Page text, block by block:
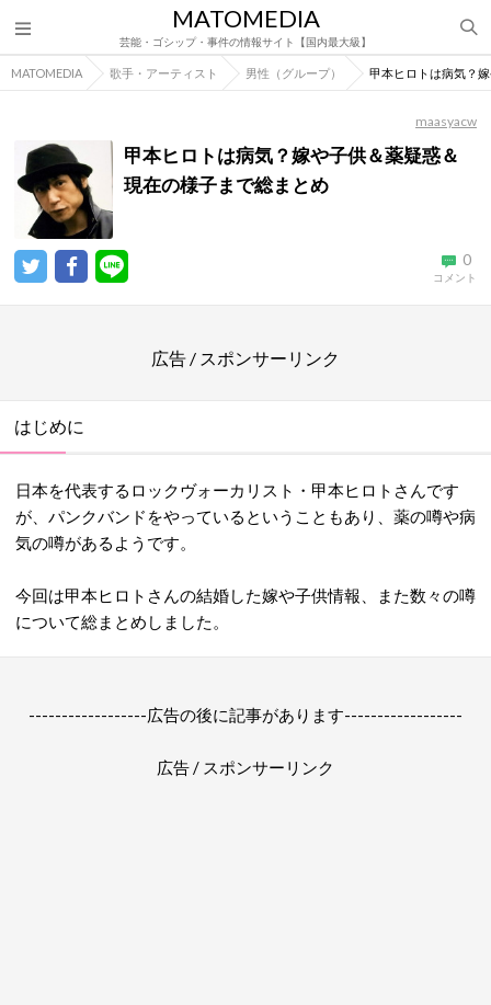
MATOMEDIA
芸能・ゴシップ・事件の情報サイト【国内最大級】
MATOMEDIA 歌手・アーティスト 男性（グループ） 甲本ヒロトは病気？
maasyacw
甲本ヒロトは病気？嫁や子供＆薬疑惑＆
現在の様子まで総まとめ
0
コメント
広告 / スポンサーリンク
はじめに
日本を代表するロックヴォーカリスト・甲本ヒロトさんです
が、 パンクバンドをやっているということもあり、薬の噂や病
気の噂があるようです。
今回は甲本ヒロトさんの結婚した嫁や子供情報、また数々の噂
について総まとめしました。
------------------広告の後に記事があります------------------
広告 / スポンサーリンク